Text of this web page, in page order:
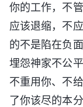
你的工作，不
应该退缩，不
的不是陷在负
埋怨神家不公
不重用你、不
了你该尽的本